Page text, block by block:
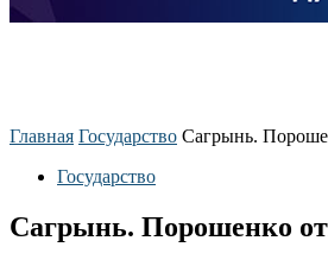
Главная Государство Сагрынь.
Государство
Сагрынь. Порошенко